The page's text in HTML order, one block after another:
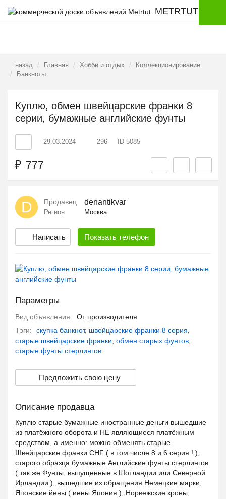
METRTUT
назад Главная Хобби и отдых
Коллекционирование
Банкноты
Куплю, обмен швейцарские франки 8
серии, бумажные английские фунты
29.03.2024 296 ID 5085
₽ 777
D Продавец denantikvar
Регион Москва
Написать Показать телефон
Параметры
Вид объявления:
От производителя
Тэги:
скупка банкнот, швейцарские франки 8 серия
старые швейцарские франки обмен старых фунтов
старые фунты стерлингов
Предложить свою цену
Описание продавца
Куплю старые бумажные иностранные деньги вышедшие
из платёжного оборота и НЕ являющиеся платёжным
средством, а именно: можно обменять старые
Швейцарские франки CHF ( в том числе 8 и 6 серия ! ),
старого образца бумажные Английские фунты стерлингов
( так же Фунты, выпущенные в Шотландии или Северной
Ирландии ), вышедшие из обращения Немецкие марки,
Японские йены ( иены Япония ), Норвежские кроны,